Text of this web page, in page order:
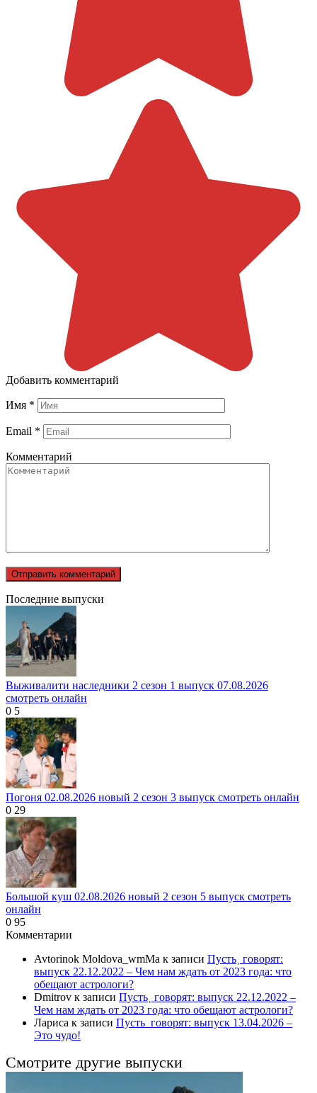
Добавить комментарий
Имя *
Email *
Комментарий
Последние выпуски
Выживалити наследники 2 сезон 1 выпуск 07.08.2026
смотреть онлайн
0 5
Погоня 02.08.2026 новый 2 сезон 3 выпуск смотреть онлайн
0 29
Большой куш 02.08.2026 новый 2 сезон 5 выпуск смотреть
онлайн
0 95
Комментарии
Avtorinok Moldova_wmMa к записи Пусть˲ говорят:
выпуск 22.12.2022 – Чем нам ждать от 2023 года: что
обещают астрологи?
Dmitrov к записи Пусть˲ говорят: выпуск 22.12.2022 –
Чем нам ждать от 2023 года: что обещают астрологи?
Лариса к записи Пусть_говорят: выпуск 13.04.2026 –
Это чудо!
Смотрите другие выпуски